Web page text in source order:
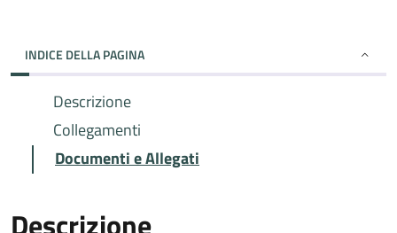
INDICE DELLA PAGINA
Descrizione
Collegamenti
Documenti e Allegati